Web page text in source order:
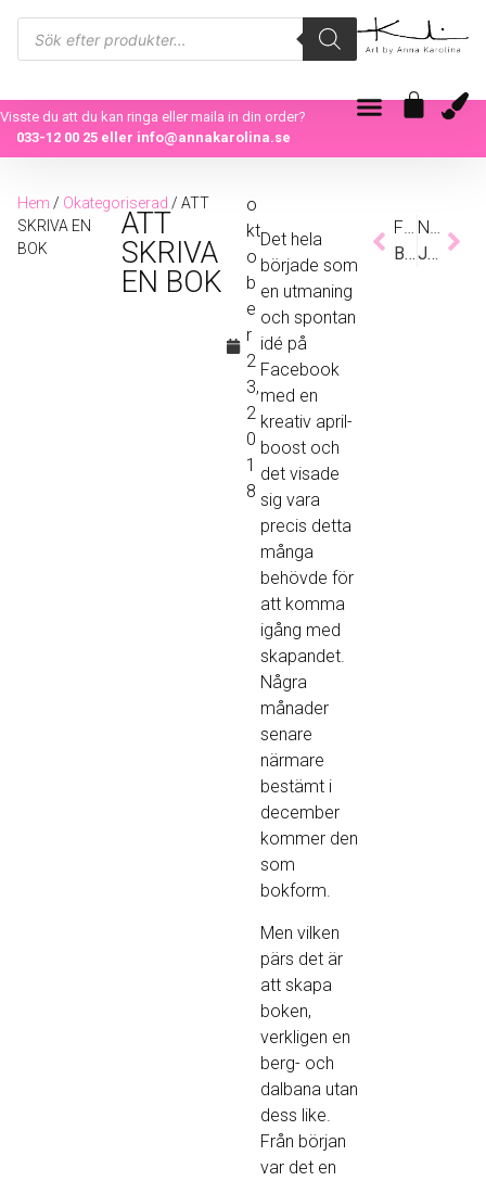
Visste du att du kan ringa eller maila in din order?
033-12 00 25eller info@annakarolina.se
Hem / Okategoriserad / ATT
SKRIVA EN
BOK
ATT
SKRIVA
EN BOK
o
kt
o
b
e
r
2
3,
2
0
1
8
Det hela
började som
en utmaning
och spontan
idé på
Facebook
med en
kreativ april-
boost och
det visade
sig vara
precis detta
många
behövde för
att komma
igång med
skapandet.
Några
månader
senare
närmare
bestämt i
december
kommer den
som
bokform.
Men vilken
pärs det är
att skapa
boken,
verkligen en
berg- och
dalbana utan
dess like.
Från början
var det en
Föregående
BAKOM ALL FÄRG
Nästa
JULMYS X 2